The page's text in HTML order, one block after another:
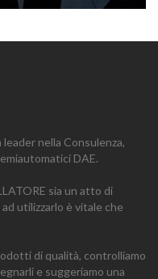
nella Consulenza,
DAE.
sia un atto di
utilizzarlo è vitale che
di qualità, controlliamo
e suggeriamo una